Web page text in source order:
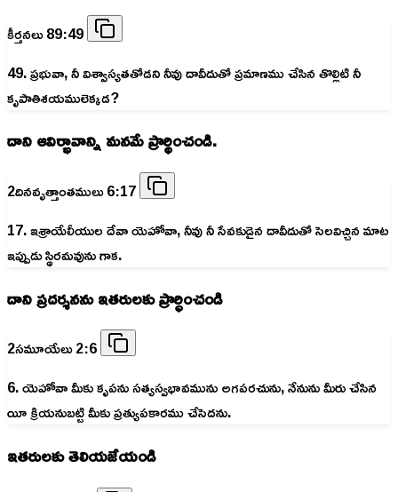
కీర్తనలు 89:49
49. ప్రభువా, నీ విశ్వాస్యతతోడని నీవు దావీదుతో ప్రమాణము చేసిన తొల్లిటి నీ
కృపాతిశయములెక్కడ?
దాని ఆవిర్భావాన్ని మనమే ప్రార్థించండి.
2దినవృత్తాంతములు 6:17
17. ఇశ్రాయేలీయుల దేవా యెహోవా, నీవు నీ సేవకుడైన దావీదుతో సెలవిచ్చిన మాట
ఇప్పుడు స్థిరమవును గాక.
దాని ప్రదర్శనను ఇతరులకు ప్రార్ధించండి
2సమూయేలు 2:6
6. యెహోవా మీకు కృపను సత్యస్వభావమును అగపరచును, నేనును మీరు చేసిన
యీ క్రియనుబట్టి మీకు ప్రత్యుపకారము చేసెదను.
ఇతరులకు తెలియజేయండి